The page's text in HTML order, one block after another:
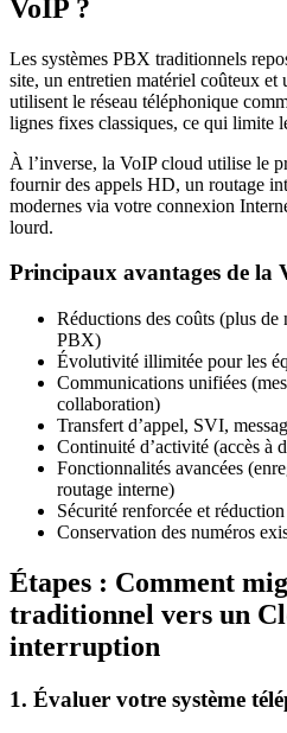
VoIP ?
Les systèmes PBX traditionnels
site, un entretien matériel coûteux
utilisent le réseau téléphonique
lignes fixes classiques, ce qui limite
À l’inverse, la VoIP cloud utilise le
fournir des appels HD, un routage
modernes via votre connexion
lourd.
Principaux avantages de la
Réductions des coûts (plus de
PBX)
Évolutivité illimitée pour les
Communications unifiées
collaboration)
Transfert d’appel, SVI,
Continuité d’activité (accès à
Fonctionnalités avancées
routage interne)
Sécurité renforcée et réduction
Conservation des numéros
Étapes : Comment
traditionnel vers un
interruption
1. Évaluer votre système